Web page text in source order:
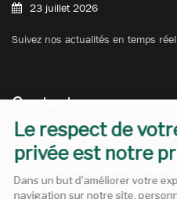
23 juillet 2026
Suivez nos actualités en temps réel
Contact
Selectirente
91080 Évry-Courcouronnes